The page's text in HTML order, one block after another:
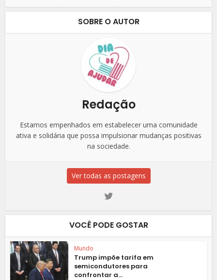
SOBRE O AUTOR
Redação
Estamos empenhados em estabelecer uma comunidade
ativa e solidária que possa impulsionar mudanças positivas
na sociedade.
Ver todas as postagens
VOCÊ PODE GOSTAR
Mundo
Trump impõe tarifa em
semicondutores para
confrontar a...